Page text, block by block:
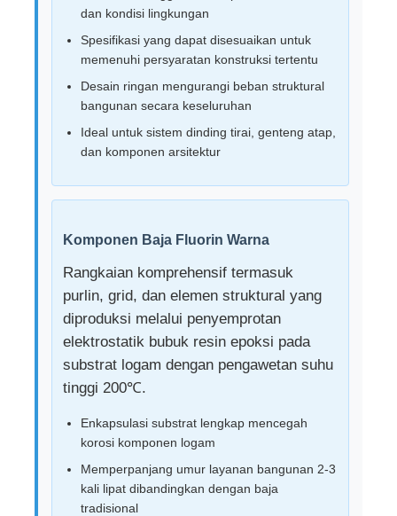
Konstruksi bangunan struktur baja
Struktur Baja Lapisan Serbuk
dan kondisi lingkungan
Spesifikasi yang dapat disesuaikan untuk
memenuhi persyaratan konstruksi tertentu
Desain ringan mengurangi beban struktural
bangunan secara keseluruhan
Ideal untuk sistem dinding tirai, genteng atap,
dan komponen arsitektur
Komponen Baja Fluorin Warna
Rangkaian komprehensif termasuk
purlin, grid, dan elemen struktural yang
diproduksi melalui penyemprotan
elektrostatik bubuk resin epoksi pada
substrat logam dengan pengawetan suhu
tinggi 200℃.
Enkapsulasi substrat lengkap mencegah
korosi komponen logam
Memperpanjang umur layanan bangunan 2-3
kali lipat dibandingkan dengan baja
tradisional